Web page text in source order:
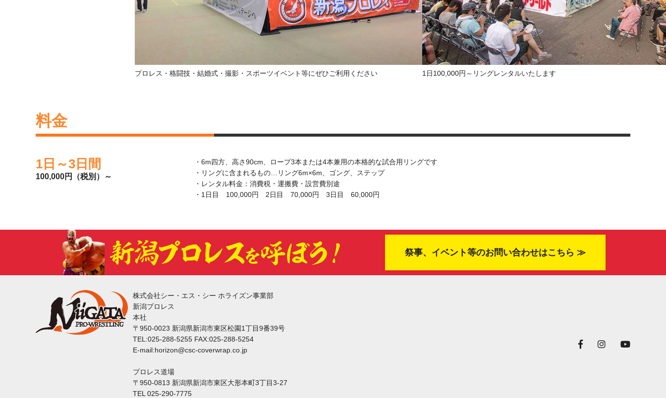
プロレス・格闘技・結婚式・撮影・スポーツイベント等にぜひご利用ください 1日100,000円～リングレンタルいたします
料金
1日～3日間
100,000円（税別）～
・6m四方、高さ90cm、ロープ3本または4本兼用の本格的な試合用リングです
・リングに含まれるもの…リング6m×6m、ゴング、ステップ
・レンタル料金：消費税・運搬費・設営費別途
・1日目 100,000円 2日目 70,000円 3日目 60,000円
祭事、イベント等のお問い合わせはこちら ≫
株式会社シー・エス・シー ホライズン事業部
新潟プロレス
本社
〒950-0023 新潟県新潟市東区松園1丁目9番39号
TEL:025-288-5255 FAX:025-288-5254
E-mail:horizon@csc-coverwrap.co.jp
プロレス道場
〒950-0813 新潟県新潟市東区大形本町3丁目3-27
TEL 025-290-7775